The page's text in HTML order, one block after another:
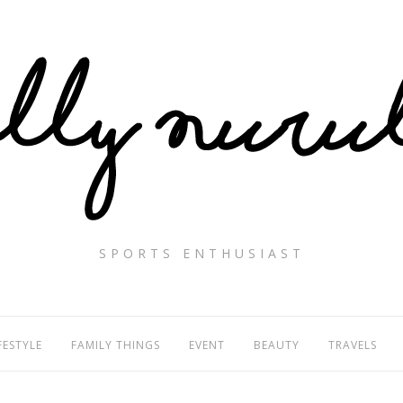
SPORTS ENTHUSIAST
FAMILY THINGS EVENT BEAUTY TRAVELS